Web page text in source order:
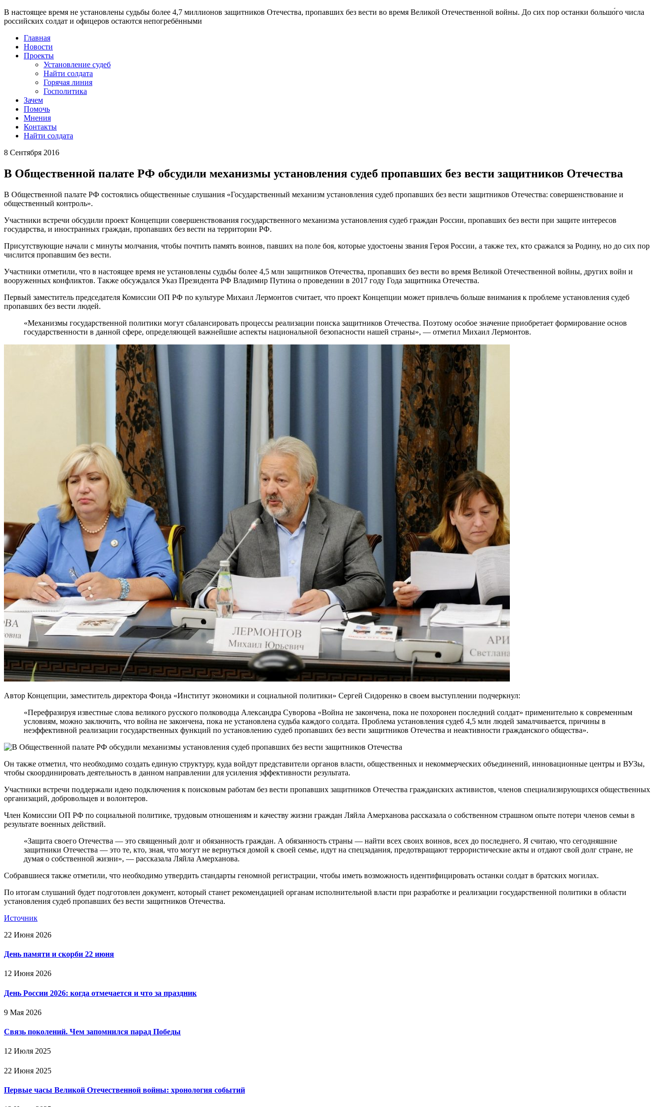
В настоящее время не установлены судьбы более 4,7 миллионов защитников Отечества, пропавших без вести во время Великой Отечественной войны. До сих пор останки большо́го числа
российских солдат и офицеров остаются непогребёнными
Главная
Новости
Проекты
Установление судеб
Найти солдата
Горячая линия
Госполитика
Зачем
Помочь
Мнения
Контакты
Найти солдата
8 Сентября 2016
В Общественной палате РФ обсудили механизмы установления судеб пропавших без вести защитников Отечества
В Общественной палате РФ состоялись общественные слушания «Государственный механизм установления судеб пропавших без вести защитников Отечества: совершенствование и
общественный контроль».
Участники встречи обсудили проект Концепции совершенствования государственного механизма установления судеб граждан России, пропавших без вести при защите интересов
государства, и иностранных граждан, пропавших без вести на территории РФ.
Присутствующие начали с минуты молчания, чтобы почтить память воинов, павших на поле боя, которые удостоены звания Героя России, а также тех, кто сражался за Родину, но до сих пор
числится пропавшим без вести.
Участники отметили, что в настоящее время не установлены судьбы более 4,5 млн защитников Отечества, пропавших без вести во время Великой Отечественной войны, других войн и
вооруженных конфликтов. Также обсуждался Указ Президента РФ Владимир Путина о проведении в 2017 году Года защитника Отечества.
Первый заместитель председателя Комиссии ОП РФ по культуре Михаил Лермонтов считает, что проект Концепции может привлечь больше внимания к проблеме установления судеб
пропавших без вести людей.
«Механизмы государственной политики могут сбалансировать процессы реализации поиска защитников Отечества. Поэтому особое значение приобретает формирование основ
государственности в данной сфере, определяющей важнейшие аспекты национальной безопасности нашей страны», — отметил Михаил Лермонтов.
Автор Концепции, заместитель директора Фонда «Институт экономики и социальной политики» Сергей Сидоренко в своем выступлении подчеркнул:
«Перефразируя известные слова великого русского полководца Александра Суворова «Война не закончена, пока не похоронен последний солдат» применительно к современным
условиям, можно заключить, что война не закончена, пока не установлена судьба каждого солдата. Проблема установления судеб 4,5 млн людей замалчивается, причины в
неэффективной реализации государственных функций по установлению судеб пропавших без вести защитников Отечества и неактивности гражданского общества».
Он также отметил, что необходимо создать единую структуру, куда войдут представители органов власти, общественных и некоммерческих объединений, инновационные центры и ВУЗы,
чтобы скоординировать деятельность в данном направлении для усиления эффективности результата.
Участники встречи поддержали идею подключения к поисковым работам без вести пропавших защитников Отечества гражданских активистов, членов специализирующихся общественных
организаций, добровольцев и волонтеров.
Член Комиссии ОП РФ по социальной политике, трудовым отношениям и качеству жизни граждан Ляйла Амерханова рассказала о собственном страшном опыте потери членов семьи в
результате военных действий.
«Защита своего Отечества — это священный долг и обязанность граждан. А обязанность страны — найти всех своих воинов, всех до последнего. Я считаю, что сегодняшние
защитники Отечества — это те, кто, зная, что могут не вернуться домой к своей семье, идут на спецзадания, предотвращают террористические акты и отдают свой долг стране, не
думая о собственной жизни», — рассказала Ляйла Амерханова.
Собравшиеся также отметили, что необходимо утвердить стандарты геномной регистрации, чтобы иметь возможность идентифицировать останки солдат в братских могилах.
По итогам слушаний будет подготовлен документ, который станет рекомендацией органам исполнительной власти при разработке и реализации государственной политики в области
установления судеб пропавших без вести защитников Отечества.
Источник
22 Июня 2026
День памяти и скорби 22 июня
12 Июня 2026
День России 2026: когда отмечается и что за праздник
9 Мая 2026
Связь поколений. Чем запомнился парад Победы
12 Июля 2025
22 Июня 2025
Первые часы Великой Отечественной войны: хронология событий